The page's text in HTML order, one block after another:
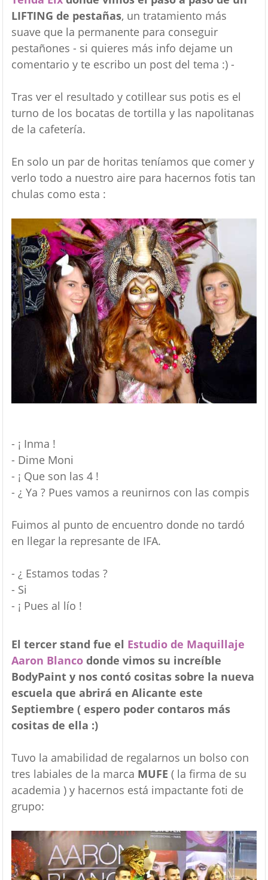
LIFTING de pestañas, un tratamiento más
suave que la permanente para conseguir
pestañones - si quieres más info dejame un
comentario y te escribo un post del tema :) -
Tras ver el resultado y cotillear sus potis es el
turno de los bocatas de tortilla y las napolitanas
de la cafetería.
En solo un par de horitas teníamos que comer y
verlo todo a nuestro aire para hacernos fotis tan
chulas como esta :
- ¡ Inma !
- Dime Moni
- ¡ Que son las 4 !
- ¿ Ya ? Pues vamos a reunirnos con las compis
Fuimos al punto de encuentro donde no tardó
en llegar la represante de IFA.
- ¿ Estamos todas ?
- Si
- ¡ Pues al lío !
El tercer stand fue el Estudio de Maquillaje
Aaron Blancodonde vimos su increíble
BodyPaint y nos contó cositas sobre la nueva
escuela que abrirá en Alicante este
Septiembre ( espero poder contaros más
cositas de ella :)
Tuvo la amabilidad de regalarnos un bolso con
tres labiales de la marca MUFE ( la firma de su
academia ) y hacernos está impactante foti de
grupo: